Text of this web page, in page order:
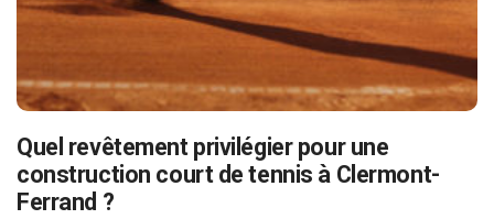
Quel revêtement privilégier pour une
construction court de tennis à Clermont-
Ferrand ?